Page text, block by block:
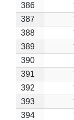
386
387
388
389
390
391
392
393
394